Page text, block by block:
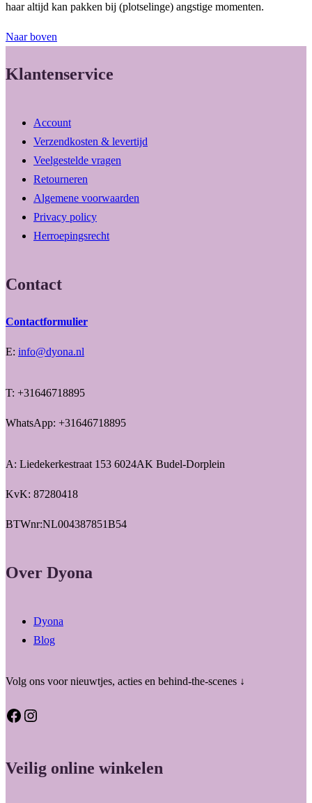
haar altijd kan pakken bij (plotselinge) angstige momenten.
Naar boven
Klantenservice
Account
Verzendkosten & levertijd
Veelgestelde vragen
Retourneren
Algemene voorwaarden
Privacy policy
Herroepingsrecht
Contact
Contactformulier
E: info@dyona.nl
T: +31646718895
WhatsApp: +31646718895
A: Liedekerkestraat 153 6024AK Budel-Dorplein
KvK: 87280418
BTWnr:NL004387851B54
Over Dyona
Dyona
Blog
Volg ons voor nieuwtjes, acties en behind-the-scenes ↓
Facebook Instagram
Veilig online winkelen